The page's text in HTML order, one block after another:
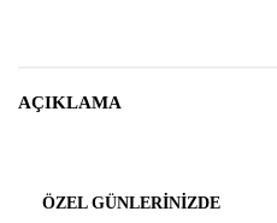
AÇIKLAMA
ÖZEL GÜNLERINIZDE